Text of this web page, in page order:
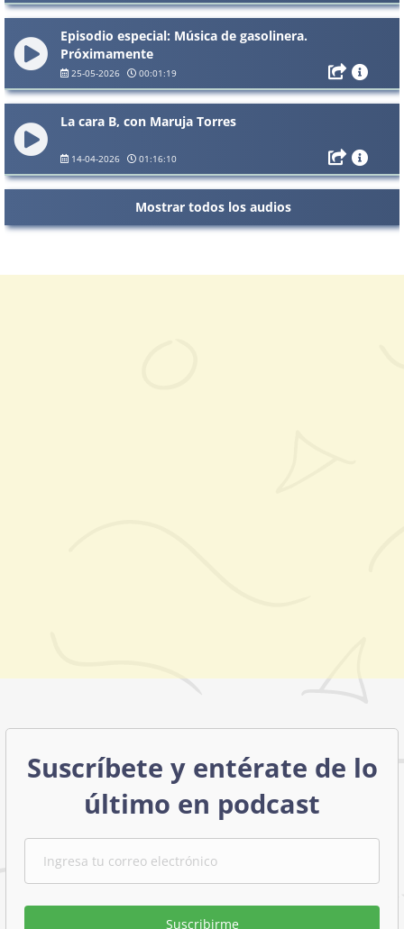
Episodio especial: Música de gasolinera.
Próximamente
25-05-2026 00:01:19
La cara B, con Maruja Torres
14-04-2026 01:16:10
Mostrar todos los audios
Suscríbete y entérate de lo
último en podcast
Suscribirme